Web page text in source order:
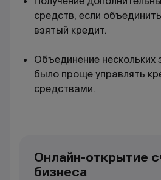
средств, если
взятый кредит.
Объединение нескольких
было проще управлять
средствами.
Онлайн-открытие
бизнеса